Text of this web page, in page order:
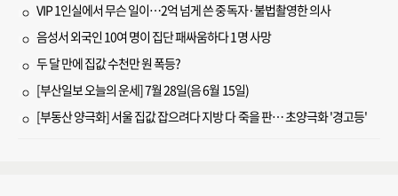
VIP 1인실에서 무슨 일이…2억 넘게 쓴 중독자·불법촬영한 의사
음성서 외국인 10여 명이 집단 패싸움하다 1명 사망
두 달 만에 집값 수천만 원 폭등?
[부산일보 오늘의 운세] 7월 28일(음 6월 15일)
[부동산 양극화] 서울 집값 잡으려다 지방 다 죽을 판… 초양극화 '경고등'